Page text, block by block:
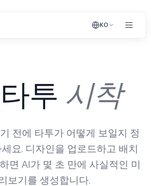
KO
투 시착
전에 타투가 어떻게 보일지 정
요. 디자인을 업로드하고 배치
면 AI가 몇 초 만에 사실적인 미
보기를 생성합니다.